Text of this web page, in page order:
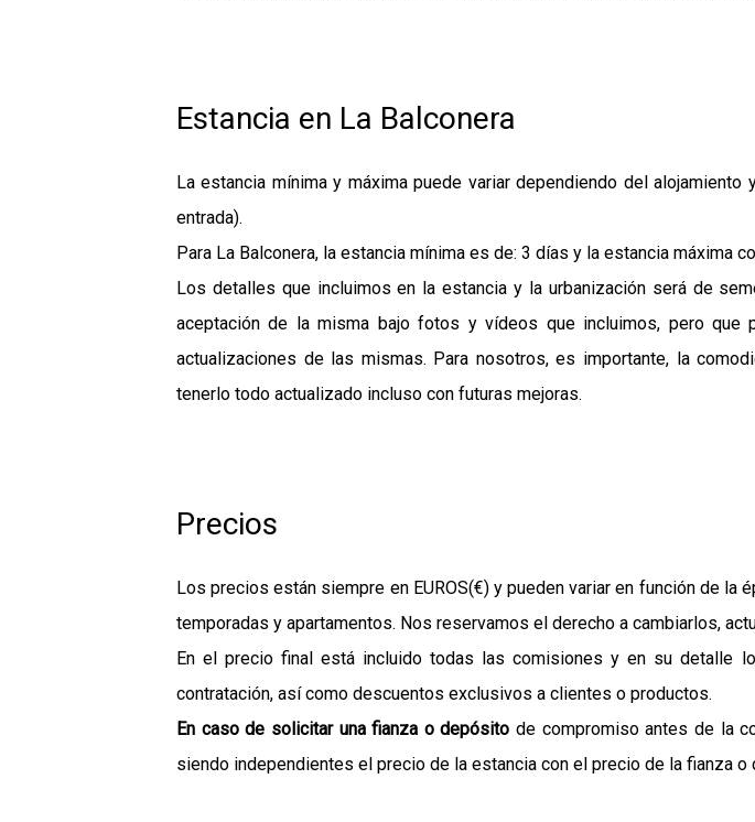
Estancia en La Balconera
La estancia mínima y máxima puede variar dependiendo del
entrada).
Para La Balconera, la estancia mínima es de: 3 días y la estancia máxima
Los detalles que incluimos en la estancia y la urbanización será de
aceptación de la misma bajo fotos y vídeos que incluimos, pero
actualizaciones de las mismas. Para nosotros, es importante, la
tenerlo todo actualizado incluso con futuras mejoras.
Precios
Los precios están siempre en EUROS(€) y pueden variar en función de
temporadas y apartamentos. Nos reservamos el derecho a cambiarlos,
En el precio final está incluido todas las comisiones y en su detalle
contratación, así como descuentos exclusivos a clientes o productos.
En caso de solicitar una fianza o depósito de compromiso antes de la
siendo independientes el precio de la estancia con el precio de la fianza o